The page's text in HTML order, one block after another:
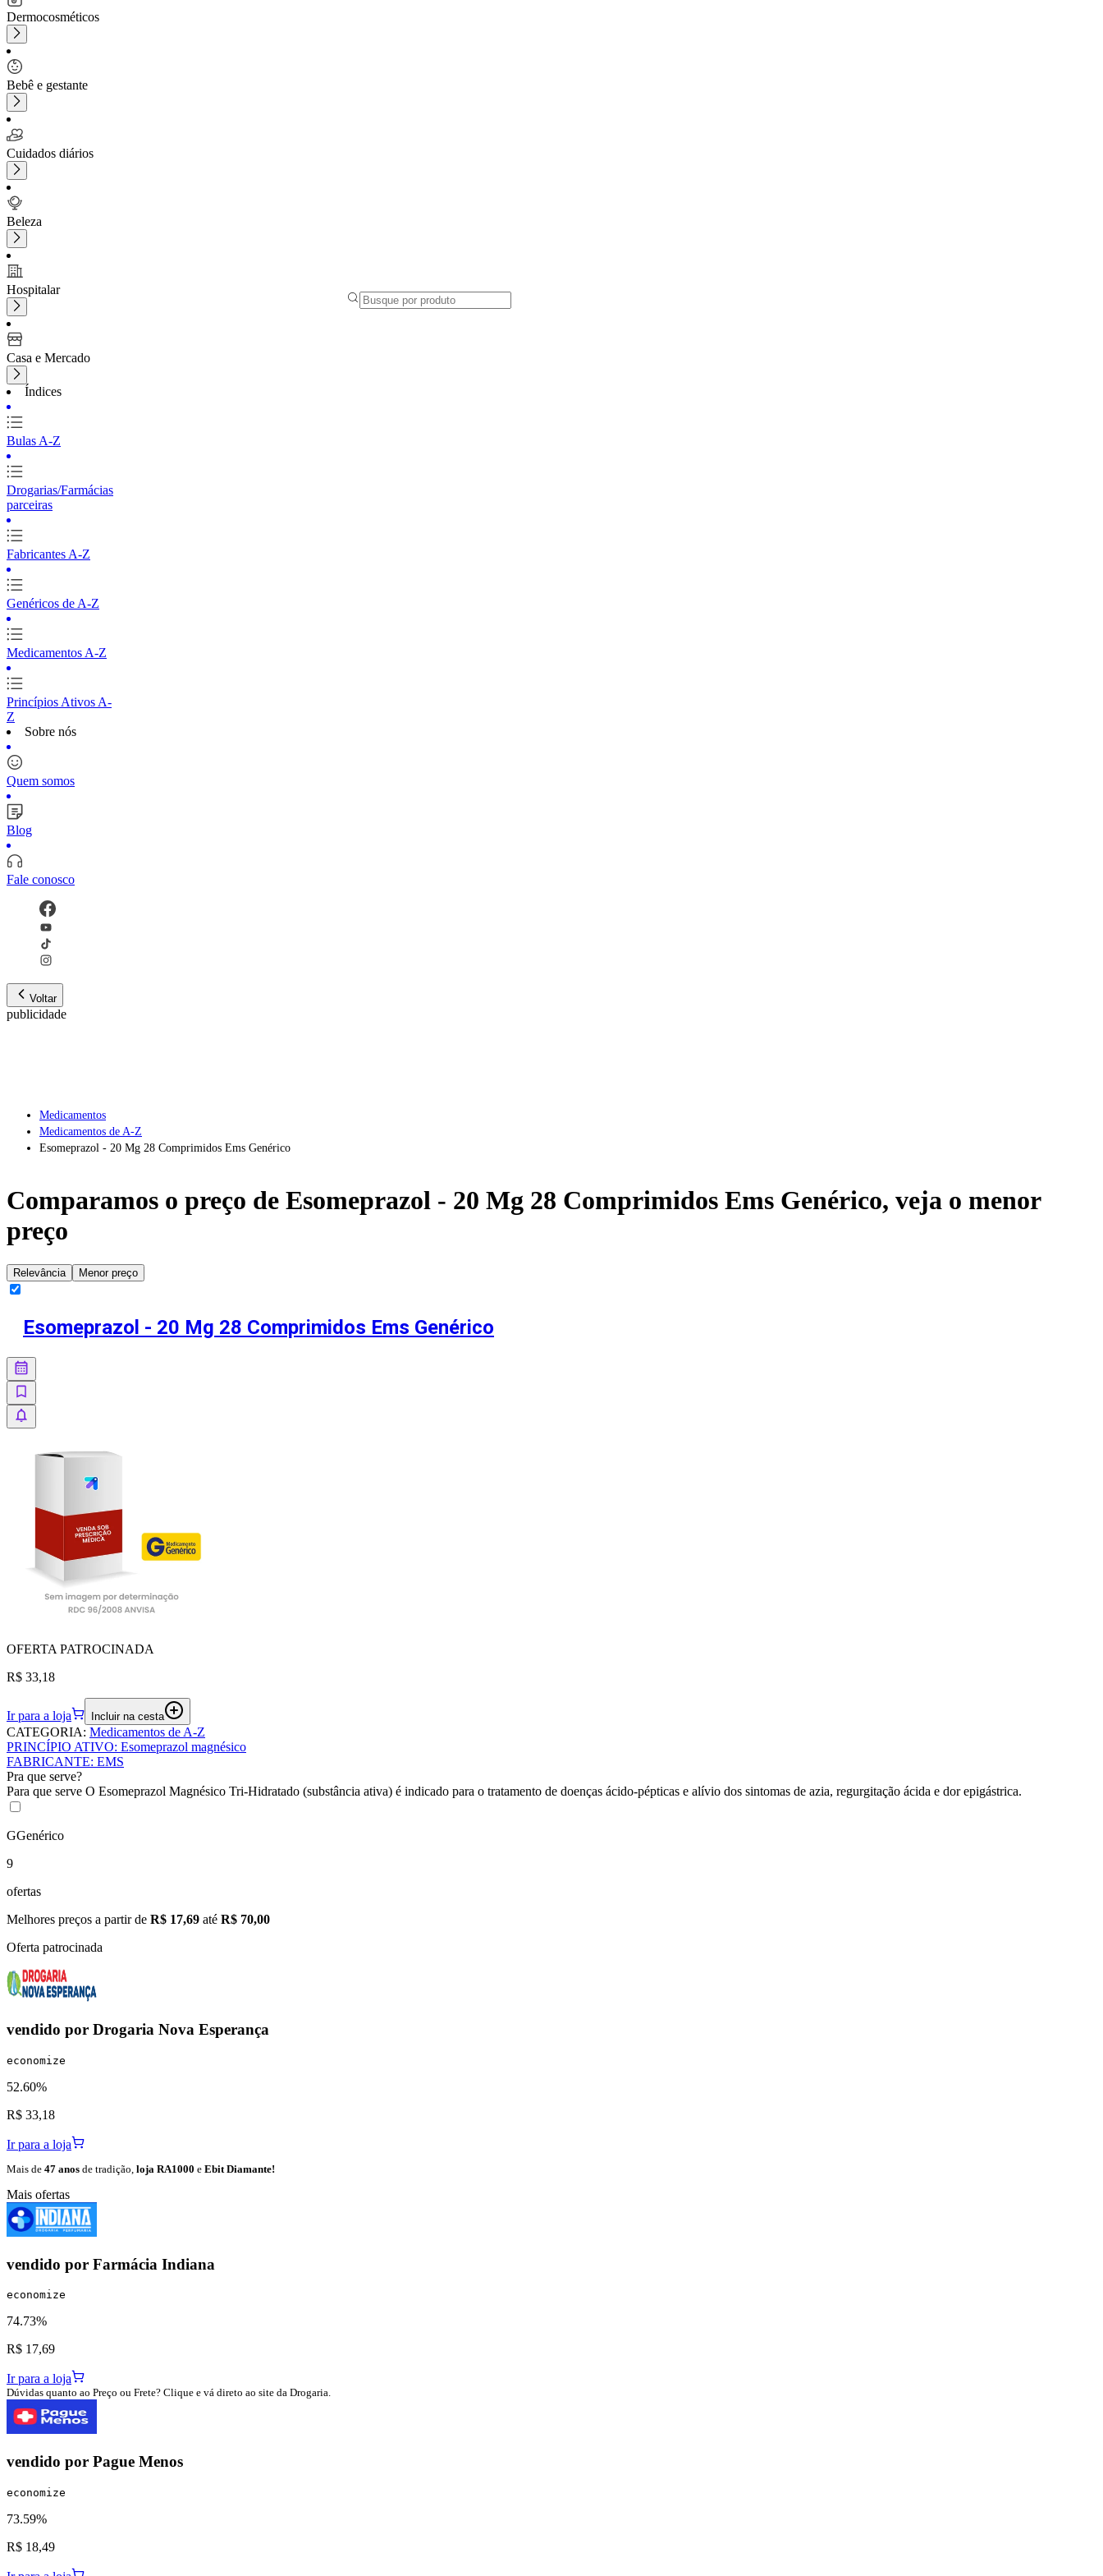
Dermocosméticos
Bebê e gestante
Cuidados diários
Beleza
Hospitalar
Casa e Mercado
Índices
Bulas A-Z
Drogarias/Farmácias
parceiras
Fabricantes A-Z
Genéricos de A-Z
Medicamentos A-Z
Princípios Ativos A-
Z
Sobre nós
Quem somos
Blog
Fale conosco
Voltar
publicidade
Medicamentos
Medicamentos de A-Z
Esomeprazol - 20 Mg 28 Comprimidos Ems Genérico
Comparamos o preço de Esomeprazol - 20 Mg 28 Comprimidos Ems Genérico, veja o menor
preço
Relevância Menor preço
Esomeprazol - 20 Mg 28 Comprimidos Ems Genérico
OFERTA PATROCINADA
R$ 33,18
Ir para a loja Incluir na cesta
CATEGORIA: Medicamentos de A-Z
PRINCÍPIO ATIVO: Esomeprazol magnésico
FABRICANTE: EMS
Pra que serve?
Para que serve O Esomeprazol Magnésico Tri-Hidratado (substância ativa) é indicado para o tratamento de doenças ácido-pépticas e alívio dos sintomas de azia, regurgitação ácida e dor epigástrica.
GGenérico
9
ofertas
Melhores preços a partir de R$ 17,69 até R$ 70,00
Oferta patrocinada
vendido por Drogaria Nova Esperança
economize
52.60%
R$ 33,18
Ir para a loja
Mais de 47 anos de tradição, loja RA1000 e Ebit Diamante!
Mais ofertas
vendido por Farmácia Indiana
economize
74.73%
R$ 17,69
Ir para a loja
Dúvidas quanto ao Preço ou Frete? Clique e vá direto ao site da Drogaria.
vendido por Pague Menos
economize
73.59%
R$ 18,49